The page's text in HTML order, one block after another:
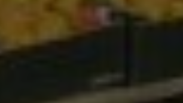
Externe Medien
Wenn Cookies von externen
werden, bedarf der Zugriff auf
keiner manuellen Zustimmung